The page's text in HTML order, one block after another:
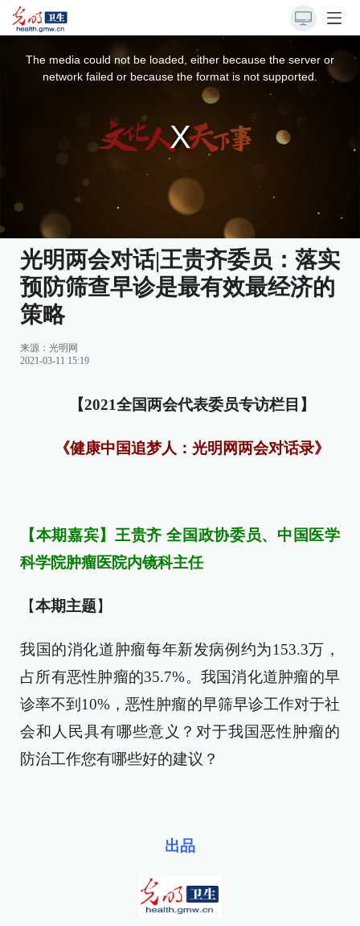
The media could not be loaded, either because the server or
network failed or because the format is not supported.
光明两会对话|王贵齐委员：落实
预防筛查早诊是最有效最经济的
策略
来源：光明网
2021-03-11 15:19
【2021全国两会代表委员专访栏目】
《健康中国追梦人：光明网两会对话录》
【本期嘉宾】王贵齐 全国政协委员、中国医学
科学院肿瘤医院内镜科主任
【本期主题】
我国的消化道肿瘤每年新发病例约为153.3万，
占所有恶性肿瘤的35.7%。我国消化道肿瘤的早
诊率不到10%，恶性肿瘤的早筛早诊工作对于社
会和人民具有哪些意义？对于我国恶性肿瘤的
防治工作您有哪些好的建议？
出品